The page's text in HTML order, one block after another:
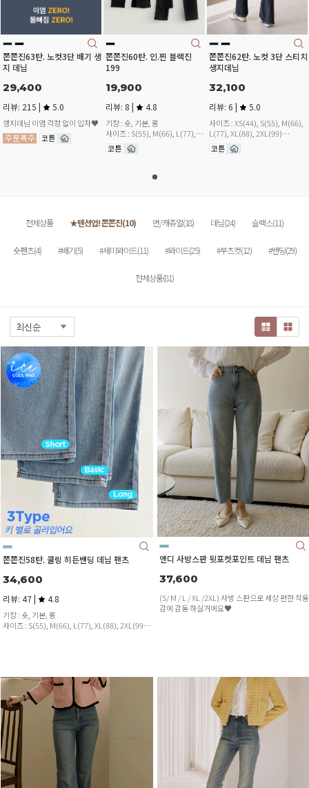
쫀쫀진63탄. 노컷3단 배기 생
지 데님
29,400
리뷰: 215 | 5.0
생지데님 이염 걱정 없이 입자♥
쫀쫀진60탄. 인.찐 블랙진
199
19,900
리뷰: 8 | 4.8
기장 : 숏, 기본, 롱
사이즈 : S(55), M(66), L(77),
XL(88), 2XL(99)
쫀쫀진62탄. 노컷 3단 스티치
생지데님
32,100
리뷰: 6 | 5.0
사이즈 : XS(44), S(55), M(66),
L(77), XL(88), 2XL(99)
기장 : 숏, 기본, 롱
전체상품 ★텐션업! 쫀쫀진(10) 면/캐쥬얼(18) 데님(24) 슬랙스(11)
숏팬츠(4) #배기(5) #세미와이드(11) #와이드(25) #부츠컷(12) #밴딩(29)
전체상품(81)
쫀쫀진58탄. 쿨링 히든밴딩 데님 팬츠
34,600
리뷰: 47 | 4.8
기장 : 숏, 기본, 롱
사이즈 : S(55), M(66), L(77), XL(88), 2XL(99)
앤디 사방스판 뒷포켓포인트 데님 팬츠
37,600
(S/ M / L / XL /2XL) 사방 스판으로 세상 편한 착용
감에 감동 하실거에요♥